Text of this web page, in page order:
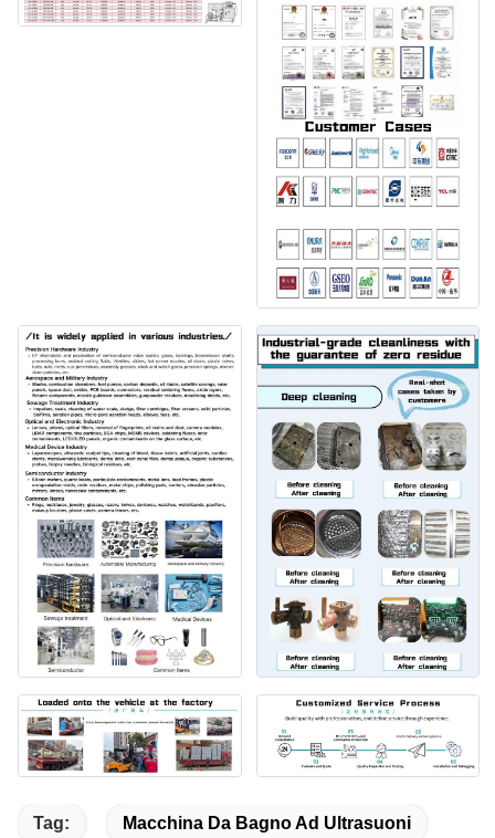
Tag: Macchina Da Bagno Ad Ultrasuoni